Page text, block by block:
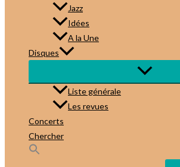
Jazz
Idées
A la Une
Disques
Liste générale
Les revues
Concerts
Chercher